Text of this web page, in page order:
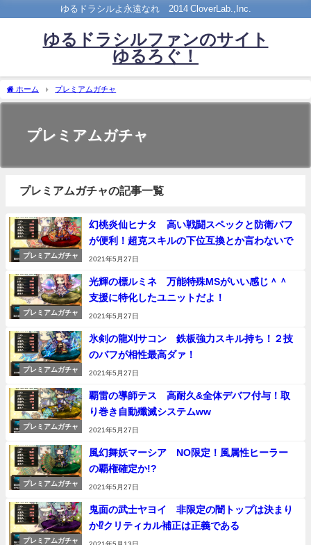
ゆるドラシルよ永遠なれ©2014 CloverLab.,Inc.
ゆるドラシルファンのサイト
ゆるろぐ！
ホーム プレミアムガチャ
プレミアムガチャ
プレミアムガチャの記事一覧
プレミアムガチャ
幻桃炎仙ヒナタ 高い戦闘スペックと防衛バフ
が便利！超克スキルの下位互換とか言わないで
2021年5月27日
プレミアムガチャ
光輝の標ルミネ 万能特殊MSがいい感じ＾＾
支援に特化したユニットだよ！
2021年5月27日
プレミアムガチャ
氷剣の龍刈サコン 鉄板強力スキル持ち！２技
のバフが相性最高ダァ！
2021年5月27日
プレミアムガチャ
覇雷の導師テス 高耐久&全体デバフ付与！取
り巻き自動殲滅システムww
2021年5月27日
プレミアムガチャ
風幻舞妖マーシア NO限定！風属性ヒーラー
の覇権確定か!?
2021年5月27日
プレミアムガチャ
鬼面の武士ヤヨイ 非限定の闇トップは決まり
か⁉クリティカル補正は正義である